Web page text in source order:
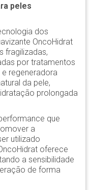
peles
dos
OncoHidrat
fragilizadas,
por tratamentos
regeneradora
da pele,
prolongada
que
a
utilizado
oferece
a sensibilidade
de forma